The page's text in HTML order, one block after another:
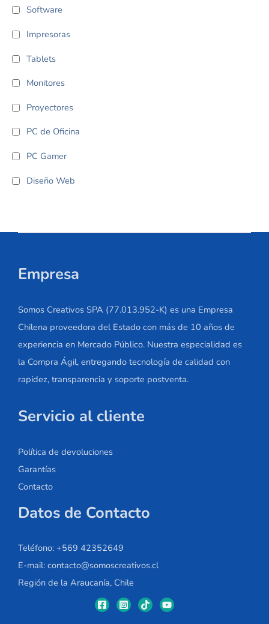
Software
Impresoras
Tablets
Monitores
Proyectores
PC de Oficina
PC Gamer
Diseño Web
Empresa
Somos Creativos SPA (77.013.952-K) es una Empresa
Chilena proveedora del Estado con más de 10 años de
experiencia en Mercado Público. Nuestra especialidad es
la Compra Ágil, entregando tecnología de calidad con
rapidez, transparencia y soporte postventa.
Servicio al cliente
Política de devoluciones
Garantías
Contacto
Datos de Contacto
Teléfono: +569 42352649
E-mail: contacto@somoscreativos.cl
Región de la Araucanía, Chile